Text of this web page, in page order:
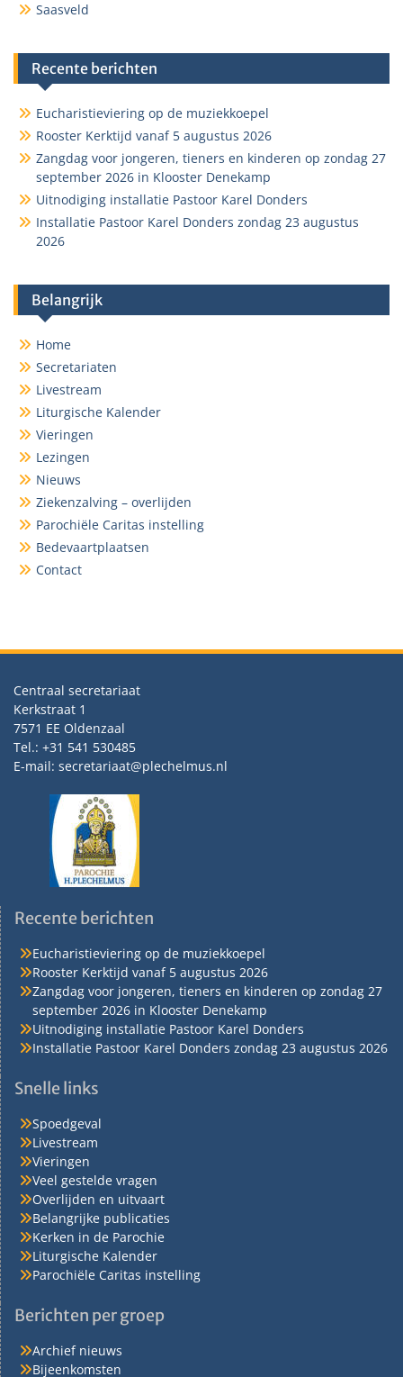
Saasveld
Recente berichten
Eucharistieviering op de muziekkoepel
Rooster Kerktijd vanaf 5 augustus 2026
Zangdag voor jongeren, tieners en kinderen op zondag 27
september 2026 in Klooster Denekamp
Uitnodiging installatie Pastoor Karel Donders
Installatie Pastoor Karel Donders zondag 23 augustus
2026
Belangrijk
Home
Secretariaten
Livestream
Liturgische Kalender
Vieringen
Lezingen
Nieuws
Ziekenzalving – overlijden
Parochiële Caritas instelling
Bedevaartplaatsen
Contact
Centraal secretariaat
Kerkstraat 1
7571 EE Oldenzaal
Tel.: +31 541 530485
E-mail: secretariaat@plechelmus.nl
Recente berichten
Eucharistieviering op de muziekkoepel
Rooster Kerktijd vanaf 5 augustus 2026
Zangdag voor jongeren, tieners en kinderen op zondag 27
september 2026 in Klooster Denekamp
Uitnodiging installatie Pastoor Karel Donders
Installatie Pastoor Karel Donders zondag 23 augustus 2026
Snelle links
Spoedgeval
Livestream
Vieringen
Veel gestelde vragen
Overlijden en uitvaart
Belangrijke publicaties
Kerken in de Parochie
Liturgische Kalender
Parochiële Caritas instelling
Berichten per groep
Archief nieuws
Bijeenkomsten